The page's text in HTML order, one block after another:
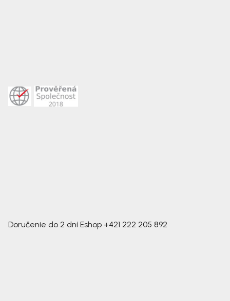
Doručenie do 2 dní Eshop +421 222 205 892